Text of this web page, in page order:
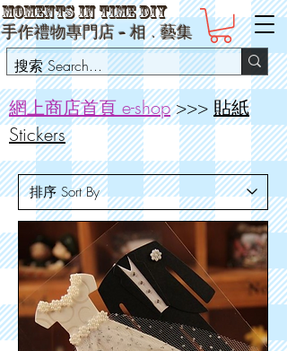
Moments in Time DIY
手作禮物專門店 -相﹒藝集
網上商店首頁 e-shop>>> 貼紙
Stickers